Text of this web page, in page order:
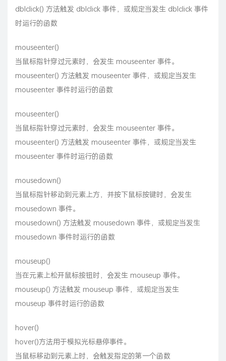
dblclick() 方法触发 dblclick 事件，或规定当发生 dblclick 事件
时运行的函数
mouseenter()
当鼠标指针穿过元素时，会发生 mouseenter 事件。
mouseenter() 方法触发 mouseenter 事件，或规定当发生
mouseenter 事件时运行的函数
mouseenter()
当鼠标指针穿过元素时，会发生 mouseenter 事件。
mouseenter() 方法触发 mouseenter 事件，或规定当发生
mouseenter 事件时运行的函数
mousedown()
当鼠标指针移动到元素上方，并按下鼠标按键时，会发生
mousedown 事件。
mousedown() 方法触发 mousedown 事件，或规定当发生
mousedown 事件时运行的函数
mouseup()
当在元素上松开鼠标按钮时，会发生 mouseup 事件。
mouseup() 方法触发 mouseup 事件，或规定当发生
mouseup 事件时运行的函数
hover()
hover()方法用于模拟光标悬停事件。
当鼠标移动到元素上时，会触发指定的第一个函数